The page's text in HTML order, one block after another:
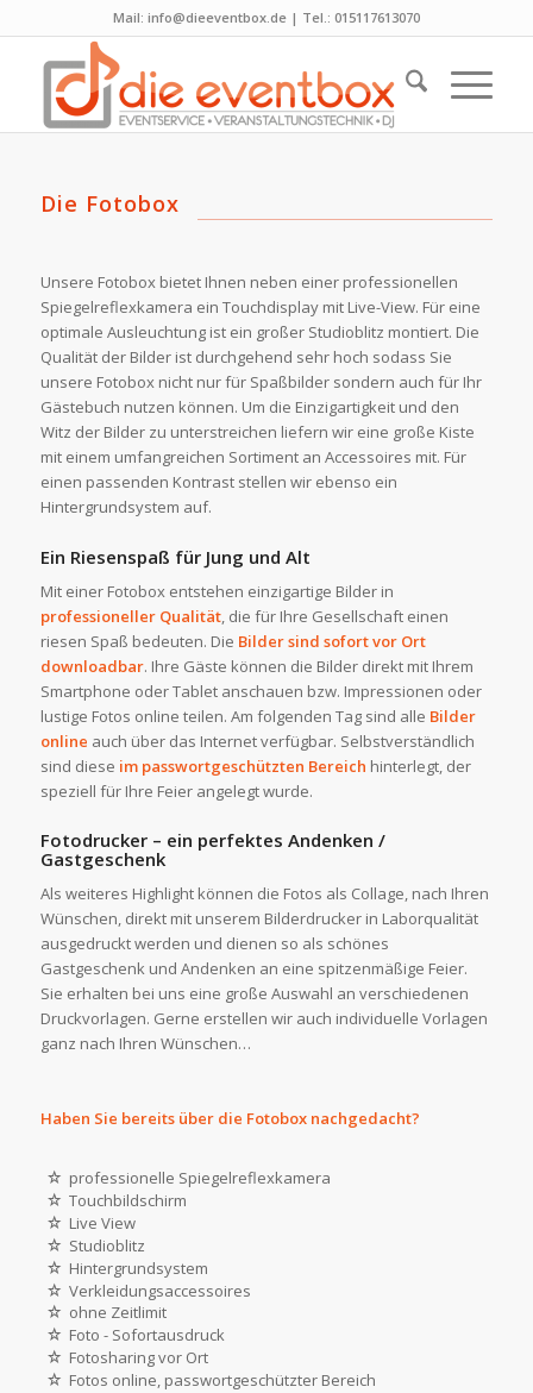
Mail: info@dieeventbox.de | Tel.: 015117613070
Die Fotobox
Unsere Fotobox bietet Ihnen neben einer professionellen
Spiegelreflexkamera ein Touchdisplay mit Live-View. Für eine
optimale Ausleuchtung ist ein großer Studioblitz montiert. Die
Qualität der Bilder ist durchgehend sehr hoch sodass Sie
unsere Fotobox nicht nur für Spaßbilder sondern auch für Ihr
Gästebuch nutzen können. Um die Einzigartigkeit und den
Witz der Bilder zu unterstreichen liefern wir eine große Kiste
mit einem umfangreichen Sortiment an Accessoires mit. Für
einen passenden Kontrast stellen wir ebenso ein
Hintergrundsystem auf.
Ein Riesenspaß für Jung und Alt
Mit einer Fotobox entstehen einzigartige Bilder in
professioneller Qualität, die für Ihre Gesellschaft einen
riesen Spaß bedeuten. Die Bilder sind sofort vor Ort
downloadbar. Ihre Gäste können die Bilder direkt mit Ihrem
Smartphone oder Tablet anschauen bzw. Impressionen oder
lustige Fotos online teilen. Am folgenden Tag sind alle Bilder
online auch über das Internet verfügbar. Selbstverständlich
sind diese im passwortgeschützten Bereich hinterlegt, der
speziell für Ihre Feier angelegt wurde.
Fotodrucker – ein perfektes Andenken /
Gastgeschenk
Als weiteres Highlight können die Fotos als Collage, nach Ihren
Wünschen, direkt mit unserem Bilderdrucker in Laborqualität
ausgedruckt werden und dienen so als schönes
Gastgeschenk und Andenken an eine spitzenmäßige Feier.
Sie erhalten bei uns eine große Auswahl an verschiedenen
Druckvorlagen. Gerne erstellen wir auch individuelle Vorlagen
ganz nach Ihren Wünschen…
Haben Sie bereits über die Fotobox nachgedacht?
professionelle Spiegelreflexkamera
Touchbildschirm
Live View
Studioblitz
Hintergrundsystem
Verkleidungsaccessoires
ohne Zeitlimit
Foto - Sofortausdruck
Fotosharing vor Ort
Fotos online, passwortgeschützter Bereich